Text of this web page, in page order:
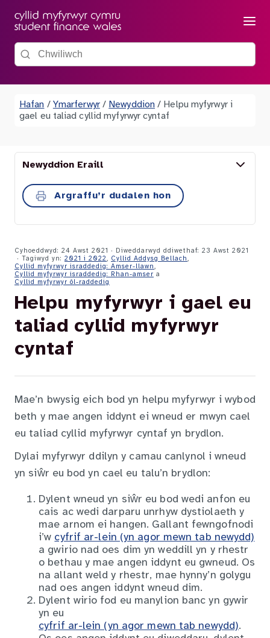
Chwiliwch y wefan
Hafan / Ymarferwyr / Newyddion / Helpu myfyrwyr i
gael eu taliad cyllid myfyrwyr cyntaf
Newyddion Eraill
Argraffu’r dudalen hon
Cyhoeddwyd: 24 Awst 2021 · Diweddarwyd ddiwethaf: 23 Awst 2021
· Tagiwyd yn: 2021 i 2022, Cyllid Addysg Bellach,
Cyllid myfyrwyr israddedig: Amser-llawn,
Cyllid myfyrwyr israddedig: Rhan-amser a
Cyllid myfyrwyr ôl-raddedig
Helpu myfyrwyr i gael eu
taliad cyllid myfyrwyr
cyntaf
Mae’n bwysig eich bod yn helpu myfyrwyr i wybod
beth y mae angen iddynt ei wneud er mwyn cael
eu taliad cyllid myfyrwyr cyntaf yn brydlon.
Dylai myfyrwyr ddilyn y camau canlynol i wneud
yn siŵr eu bod yn cael eu talu’n brydlon:
Dylent wneud yn siŵr eu bod wedi anfon eu
cais ac wedi darparu unrhyw dystiolaeth y
mae arnom ei hangen. Gallant fewngofnodi
i’w cyfrif ar-lein (yn agor mewn tab newydd)
a gwirio nad oes dim yn weddill yn y rhestr
o bethau y mae angen iddynt eu gwneud. Os
na allant weld y rhestr, mae hynny’n golygu
nad oes angen iddynt wneud dim.
Dylent wirio fod eu manylion banc yn gywir
yn eu
cyfrif ar-lein (yn agor mewn tab newydd).